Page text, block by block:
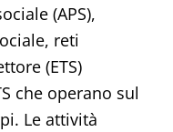
(APS),
reti
(ETS)
che operano sul
Le attività